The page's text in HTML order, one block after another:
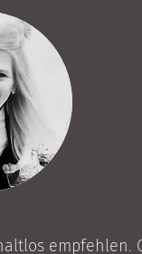
empfehlen.